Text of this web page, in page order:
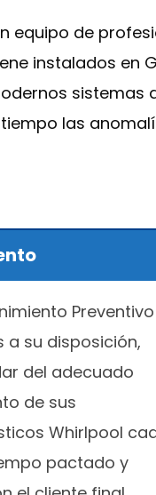
equipo de
instalados
las
Preventivo
a su disposición,
del adecuado
de sus
Whirlpool
pactado y